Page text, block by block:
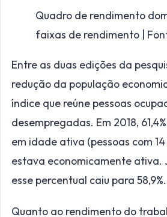
Quadro de rendimento
faixas de rendimento |
Entre as duas edições da
redução da população
índice que reúne pessoas
desempregadas. Em 2018,
em idade ativa (pessoas com
estava economicamente ativa.
esse percentual caiu para 58,9%.
Quanto ao rendimento do